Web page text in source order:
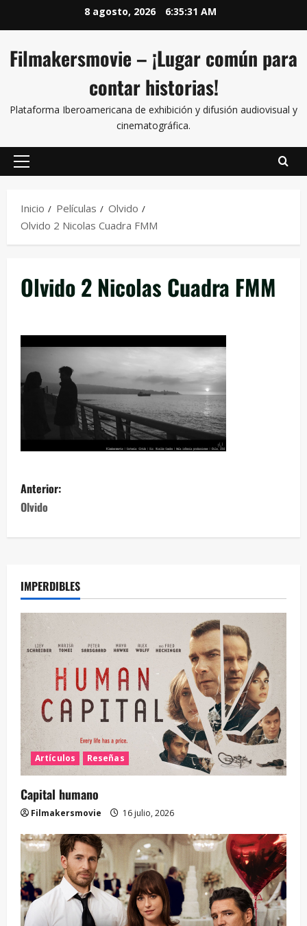
8 agosto, 2026 6:35:31 AM
Filmakersmovie – ¡Lugar común para
contar historias!
Plataforma Iberoamericana de exhibición y difusión audiovisual y
cinematográfica.
Inicio Películas
Olvido
Olvido 2 Nicolas Cuadra FMM
Olvido 2 Nicolas Cuadra FMM
Anterior:
Olvido
IMPERDIBLES
Artículos Reseñas
Capital humano
Filmakersmovie 16 julio, 2026